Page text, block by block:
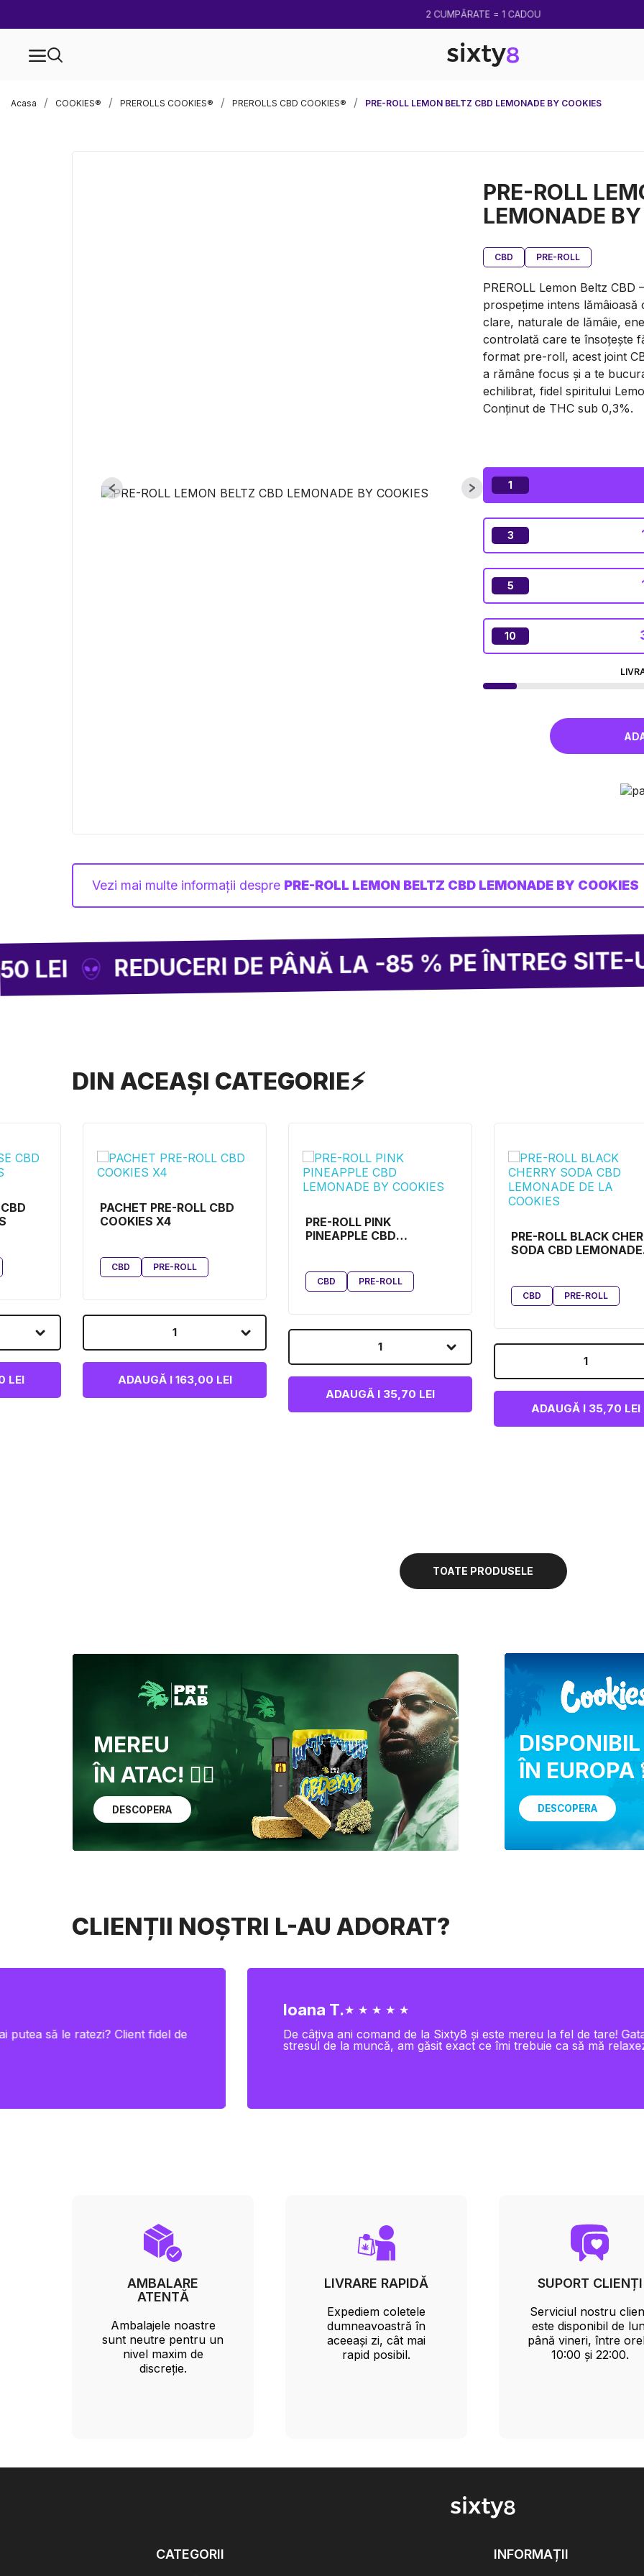
2 CUMPĂRATE = 1 CADOU
Acasa COOKIES® PREROLLS COOKIES® PREROLLS CBD COOKIES® PRE-ROLL LEMON BELTZ CBD LEMONADE BY COOKIES
PRE-ROLL
LEMONADE
CBD PRE-ROLL
PREROLL Lemon Beltz
prospețime intens
clare, naturale de lămâie,
controlată care te însoțește
format pre-roll, acest joint
a rămâne focus și a te
echilibrat, fidel spiritului
Conținut de THC sub 0,3%.
1
3
5
10
Vezi mai multe informații despre PRE-ROLL LEMON BELTZ CBD LEMONADE BY COOKIES
REDUCERI DE PÂNĂ LA -85 % PE ÎNTREG SITE-UL! 2
DIN ACEAȘI CATEGORIE⚡
LEI
PACHET PRE-ROLL CBD
COOKIES X4
CBD PRE-ROLL
1
ADAUGĂ I 163,00 LEI
PRE-ROLL PINK
PINEAPPLE CBD
CBD PRE-ROLL
1
ADAUGĂ I 35,70 LEI
PRE-ROLL BLACK
SODA CBD LEMONADE
CBD PRE-ROLL
1
ADAUGĂ I 35,70 LEI
TOATE PRODUSELE
MEREU
ÎN ATAC! 🏴‍☠️
DESCOPERA
DISPONIBIL
ÎN EUROPA
DESCOPERA
CLIENȚII NOȘTRI L-AU ADORAT?
putea să le ratezi? Client fidel de
Ioana T.★ ★ ★ ★ ★
De câțiva ani comand de la Sixty8 și este mereu la fel de tare!
stresul de la muncă, am găsit exact ce îmi trebuie ca să mă
AMBALARE
ATENTĂ
Ambalajele noastre
sunt neutre pentru un
nivel maxim de
discreție.
LIVRARE RAPIDĂ
Expediem coletele
dumneavoastră în
aceeași zi, cât mai
rapid posibil.
SUPORT CLIENȚI
Serviciul nostru
este disponibil de
până vineri, între
10:00 și 22:00.
CATEGORII INFORMAȚII